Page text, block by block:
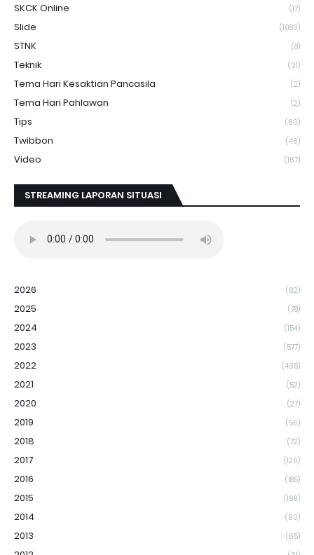
SKCK Online (17)
Slide (1083)
STNK (8)
Teknik (31)
Tema Hari Kesaktian Pancasila (2)
Tema Hari Pahlawan (2)
Tips (60)
Twibbon (46)
Video (167)
STREAMING LAPORAN SITUASI
2026 (62)
2025 (78)
2024 (154)
2023 (577)
2022 (435)
2021 (52)
2020 (27)
2019 (56)
2018 (72)
2017 (126)
2016 (185)
2015 (169)
2014 (60)
2013 (65)